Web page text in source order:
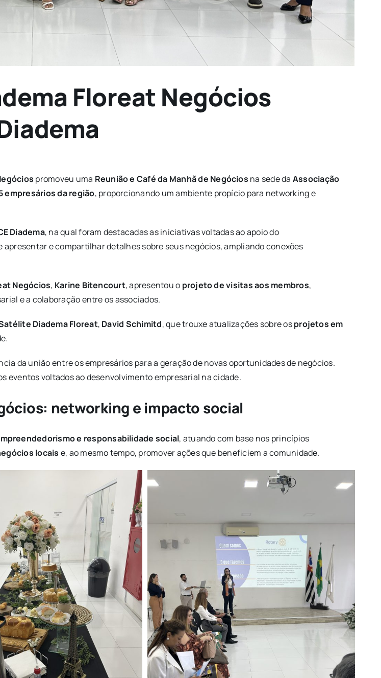
Floreat Negócios
promoveu uma Reunião e Café da Manhã de Negócios na sede da Associação
empresários da região, proporcionando um ambiente propício para networking e
Diadema, na qual foram destacadas as iniciativas voltadas ao apoio do
e compartilhar detalhes sobre seus negócios, ampliando conexões
Negócios, Karine Bitencourt, apresentou o projeto de visitas aos membros,
e a colaboração entre os associados.
Diadema Floreat, David Schimitd, que trouxe atualizações sobre osprojetos em
da união entre os empresários para a geração de novas oportunidades de negócios.
eventos voltados ao desenvolvimento empresarial na cidade.
networking e impacto social
e responsabilidade social, atuando com base nos princípios
locais e, ao mesmo tempo, promover ações que beneficiem a comunidade.